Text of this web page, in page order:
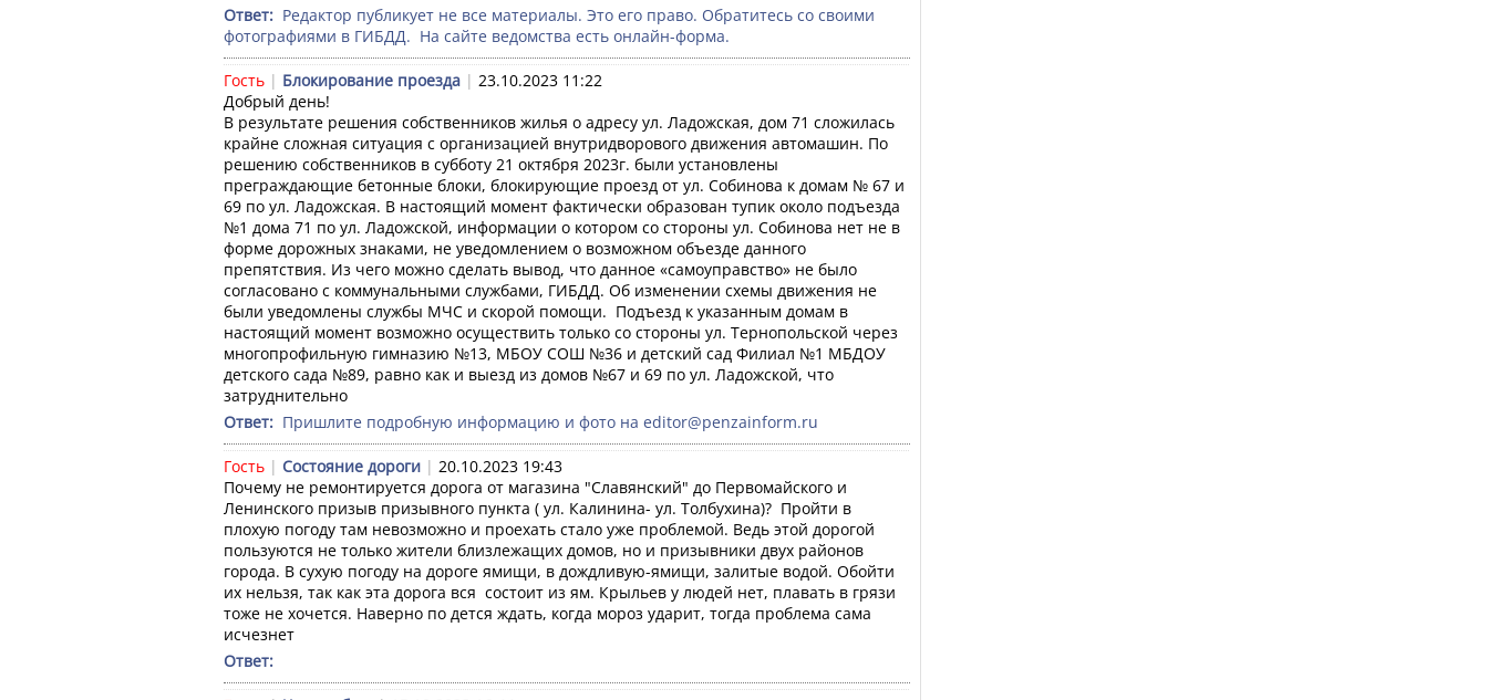
Ответ: Редактор публикует не все материалы. Это его право. Обратитесь со своими
фотографиями в ГИБДД.  На сайте ведомства есть онлайн-форма.
Гость | Блокирование проезда | 23.10.2023 11:22
Добрый день!
В результате решения собственников жилья о адресу ул. Ладожская, дом 71 сложилась
крайне сложная ситуация с организацией внутридворового движения автомашин. По
решению собственников в субботу 21 октября 2023г. были установлены
преграждающие бетонные блоки, блокирующие проезд от ул. Собинова к домам № 67 и
69 по ул. Ладожская. В настоящий момент фактически образован тупик около подъезда
№1 дома 71 по ул. Ладожской, информации о котором со стороны ул. Собинова нет не в
форме дорожных знаками, не уведомлением о возможном объезде данного
препятствия. Из чего можно сделать вывод, что данное «самоуправство» не было
согласовано с коммунальными службами, ГИБДД. Об изменении схемы движения не
были уведомлены службы МЧС и скорой помощи.  Подъезд к указанным домам в
настоящий момент возможно осуществить только со стороны ул. Тернопольской через
многопрофильную гимназию №13, МБОУ СОШ №36 и детский сад Филиал №1 МБДОУ
детского сада №89, равно как и выезд из домов №67 и 69 по ул. Ладожской, что
затруднительно
Ответ: Пришлите подробную информацию и фото на editor@penzainform.ru
Гость | Состояние дороги | 20.10.2023 19:43
Почему не ремонтируется дорога от магазина "Славянский" до Первомайского и
Ленинского призыв призывного пункта ( ул. Калинина- ул. Толбухина)?  Пройти в
плохую погоду там невозможно и проехать стало уже проблемой. Ведь этой дорогой
пользуются не только жители близлежащих домов, но и призывники двух районов
города. В сухую погоду на дороге ямищи, в дождливую-ямищи, залитые водой. Обойти
их нельзя, так как эта дорога вся  состоит из ям. Крыльев у людей нет, плавать в грязи
тоже не хочется. Наверно по дется ждать, когда мороз ударит, тогда проблема сама
исчезнет
Ответ: